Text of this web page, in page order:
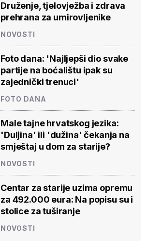
Druženje, tjelovježba i zdrava
prehrana za umirovljenike
NOVOSTI
Foto dana: 'Najljepši dio svake
partije na boćalištu ipak su
zajednički trenuci'
FOTO DANA
Male tajne hrvatskog jezika:
'Duljina' ili 'dužina' čekanja na
smještaj u dom za starije?
NOVOSTI
Centar za starije uzima opremu
za 492.000 eura: Na popisu su i
stolice za tuširanje
NOVOSTI